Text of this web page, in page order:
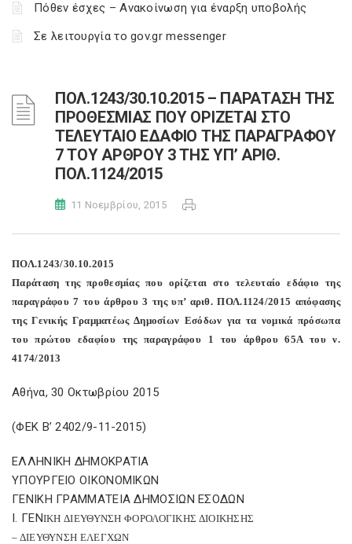
Πόθεν έσχες – Ανακοίνωση για έναρξη υποβολής
Σε λειτουργία το gov.gr messenger
ΠΟΛ.1243/30.10.2015 – ΠΑΡΑΤΑΣΗ ΤΗΣ
ΠΡΟΘΕΣΜΙΑΣ ΠΟΥ ΟΡΙΖΕΤΑΙ ΣΤΟ
ΤΕΛΕΥΤΑΙΟ ΕΔΑΦΙΟ ΤΗΣ ΠΑΡΑΓΡΑΦΟΥ
7 ΤΟΥ ΑΡΘΡΟΥ 3 ΤΗΣ ΥΠ’ ΑΡΙΘ.
ΠΟΛ.1124/2015
11 Νοεμβρίου, 2015
ΠΟΛ.1243/30.10.2015
Παράταση της προθεσμίας που ορίζεται στο τελευταίο εδάφιο της
παραγράφου 7 του άρθρου 3 της υπ’ αριθ. ΠΟΛ.1124/2015 απόφασης
της Γενικής Γραμματέως Δημοσίων Εσόδων για τα νομικά πρόσωπα
του πρώτου εδαφίου της παραγράφου 1 του άρθρου 65Α του ν.
4174/2013
Αθήνα, 30 Οκτωβρίου 2015
(ΦΕΚ Β’ 2402/9-11-2015)
ΕΛΛΗΝΙΚΗ ΔΗΜΟΚΡΑΤΙΑ
ΥΠΟΥΡΓΕΙΟ ΟΙΚΟΝΟΜΙΚΩΝ
ΓΕΝΙΚΗ ΓΡΑΜΜΑΤΕΙΑ ΔΗΜΟΣΙΩΝ ΕΣΟΔΩΝ
Ι. ΓΕΝIKH ΔΙΕΥΘΥΝΣΗ ΦΟΡΟΛΟΓΙΚΗΣ ΔΙΟΙΚΗΣΗΣ
– ΔΙΕΥΘΥΝΣΗ ΕΛΕΓΧΩΝ